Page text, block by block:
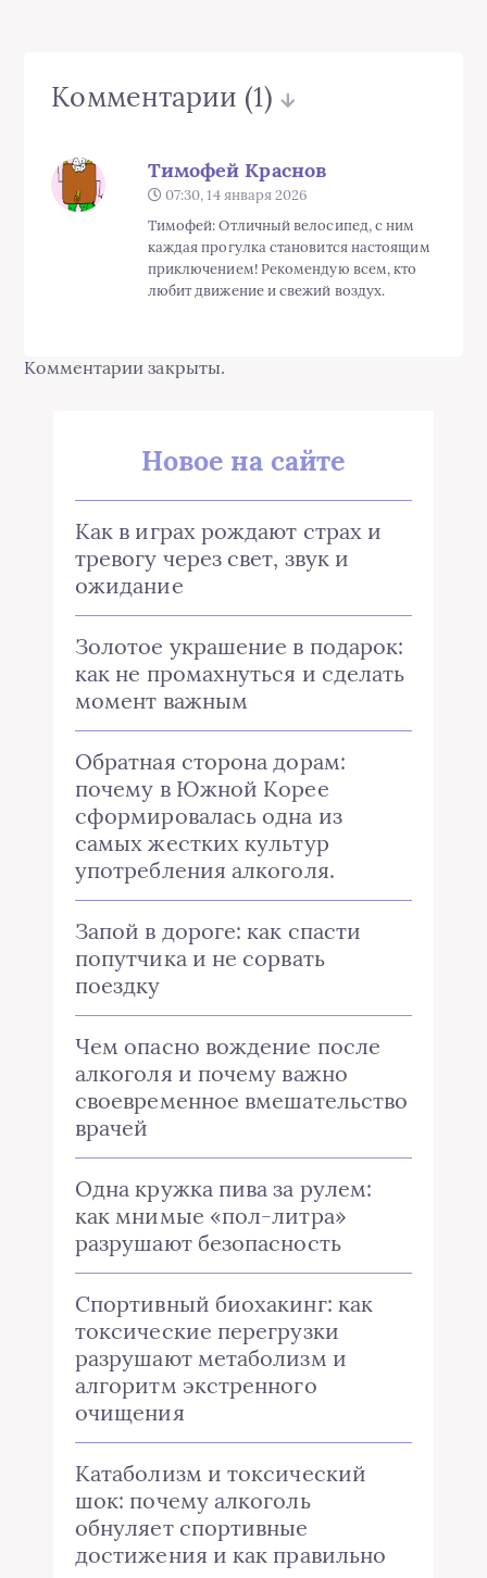
Комментарии (1)
Тимофей Краснов
07:30, 14 января 2026
Тимофей: Отличный велосипед, с ним
каждая прогулка становится настоящим
приключением! Рекомендую всем, кто
любит движение и свежий воздух.
Комментарии закрыты.
Новое на сайте
Как в играх рождают страх и
тревогу через свет, звук и
ожидание
Золотое украшение в подарок:
как не промахнуться и сделать
момент важным
Обратная сторона дорам:
почему в Южной Корее
сформировалась одна из
самых жестких культур
употребления алкоголя.
Запой в дороге: как спасти
попутчика и не сорвать
поездку
Чем опасно вождение после
алкоголя и почему важно
своевременное вмешательство
врачей
Одна кружка пива за рулем:
как мнимые «пол-литра»
разрушают безопасность
Спортивный биохакинг: как
токсические перегрузки
разрушают метаболизм и
алгоритм экстренного
очищения
Катаболизм и токсический
шок: почему алкоголь
обнуляет спортивные
достижения и как правильно